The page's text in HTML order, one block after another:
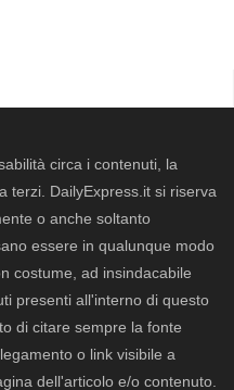
circa i contenuti, la
terzi. DailyExpress.it si riserva
o anche soltanto
essere in qualunque modo
costume, ad insindacabile
presenti all'interno di questo
di citare sempre la fonte
o link visibile a
dell'articolo e/o contenuto.